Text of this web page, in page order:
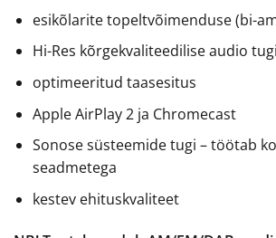
esikõlarite topeltvõimenduse (bi-
Hi-Res kõrgekvaliteedilise audio tugi
optimeeritud taasesitus
Apple AirPlay 2 ja Chromecast
Sonose süsteemide tugi – töötab
seadmetega
kestev ehituskvaliteet